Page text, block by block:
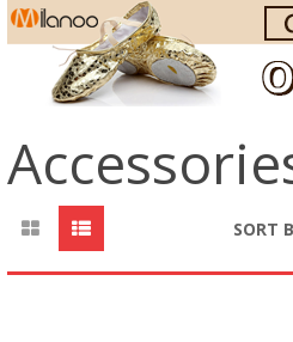
SORT